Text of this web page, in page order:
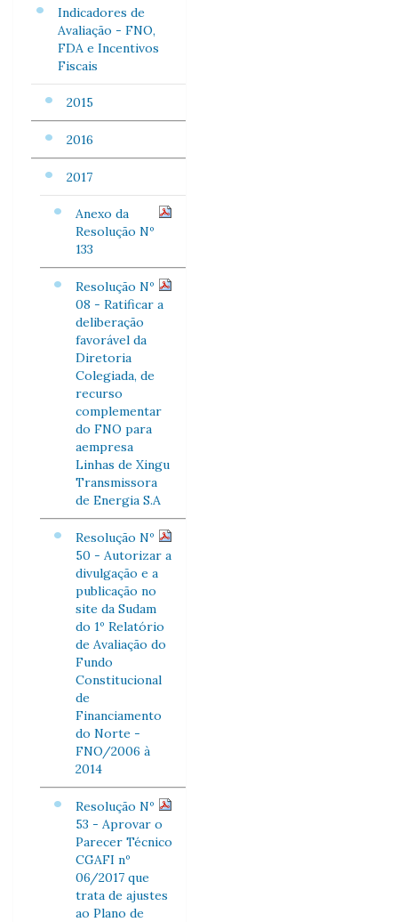
Indicadores de
Avaliação - FNO,
FDA e Incentivos
Fiscais
2015
2016
2017
Anexo da
Resolução Nº
133
Resolução Nº
08 - Ratificar a
deliberação
favorável da
Diretoria
Colegiada, de
recurso
complementar
do FNO para
aempresa
Linhas de Xingu
Transmissora
de Energia S.A
Resolução Nº
50 - Autorizar a
divulgação e a
publicação no
site da Sudam
do 1º Relatório
de Avaliação do
Fundo
Constitucional
de
Financiamento
do Norte -
FNO/2006 à
2014
Resolução Nº
53 - Aprovar o
Parecer Técnico
CGAFI nº
06/2017 que
trata de ajustes
ao Plano de